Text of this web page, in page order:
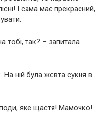
І сама має прекрасний,
так? – запитала
На ній була жовта сукня в
яке щастя! Мамочко!